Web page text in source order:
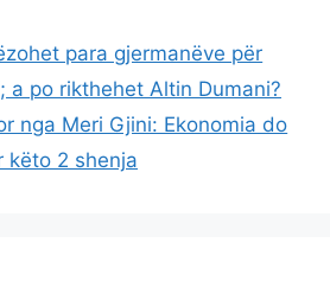
para gjermanëve për
a po rikthehet Altin Dumani?
nga Meri Gjini: Ekonomia do
këto 2 shenja